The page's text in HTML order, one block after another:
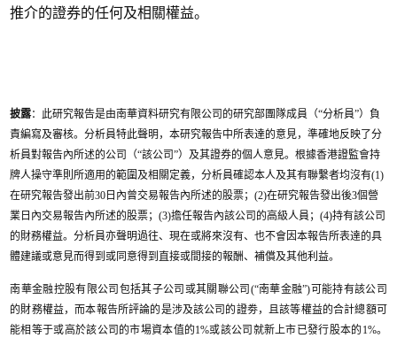
推介的證券的任何及相關權益。
披露：此研究報告是由南華資料研究有限公司的研究部團隊成員（“分析員”）負
責編寫及審核。分析員特此聲明，本研究報告中所表達的意見，準確地反映了分
析員對報告內所述的公司（“該公司”）及其證券的個人意見。根據香港證監會持
牌人操守準則所適用的範圍及相關定義，分析員確認本人及其有聯繫者均沒有(1)
在研究報告發出前30日內曾交易報告內所述的股票；(2)在研究報告發出後3個營
業日內交易報告內所述的股票；(3)擔任報告內該公司的高級人員；(4)持有該公司
的財務權益。分析員亦聲明過往、現在或將來沒有、也不會因本報告所表達的具
體建議或意見而得到或同意得到直接或間接的報酬、補償及其他利益。
南華金融控股有限公司包括其子公司或其關聯公司(“南華金融”)可能持有該公司
的財務權益，而本報告所評論的是涉及該公司的證劵，且該等權益的合計總額可
能相等于或高於該公司的市場資本值的1%或該公司就新上市已發行股本的1%。